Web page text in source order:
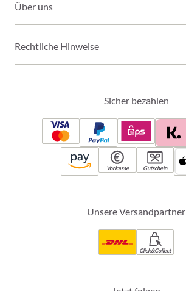
Über uns
Rechtliche Hinweise
Sicher bezahlen
Vorkasse Gutschein
Unsere Versandpartner
Click&Collect